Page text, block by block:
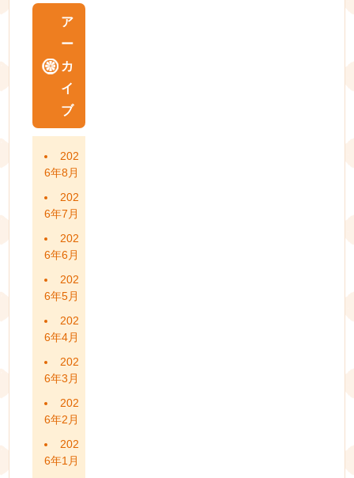
ア
ー
カ
イ
ブ
202
6年8月
202
6年7月
202
6年6月
202
6年5月
202
6年4月
202
6年3月
202
6年2月
202
6年1月